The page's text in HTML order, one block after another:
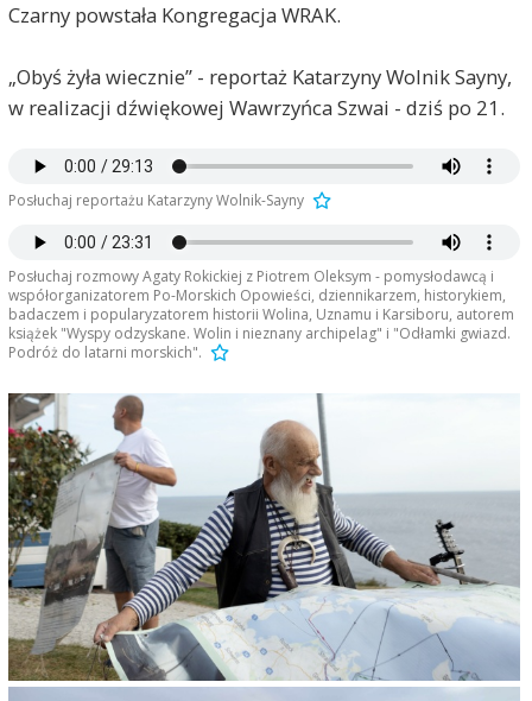
Czarny powstała Kongregacja WRAK.
„Obyś żyła wiecznie” - reportaż Katarzyny Wolnik Sayny,
w realizacji dźwiękowej Wawrzyńca Szwai - dziś po 21.
Posłuchaj reportażu Katarzyny Wolnik-Sayny
Posłuchaj rozmowy Agaty Rokickiej z Piotrem Oleksym - pomysłodawcą i
współorganizatorem Po-Morskich Opowieści, dziennikarzem, historykiem,
badaczem i popularyzatorem historii Wolina, Uznamu i Karsiboru, autorem
książek "Wyspy odzyskane. Wolin i nieznany archipelag" i "Odłamki gwiazd.
Podróż do latarni morskich".